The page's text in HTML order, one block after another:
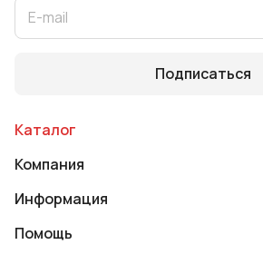
Подписаться
Каталог
Компания
Информация
Помощь